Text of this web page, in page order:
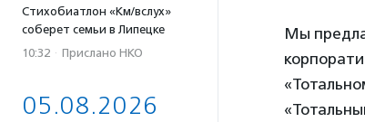
Стихобиатлон «Км/вслух»
соберет семьи в Липецке
10:32 · Прислано НКО
05.08.2026
Мы